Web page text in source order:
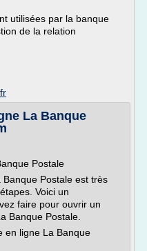
utilisées par la banque
de la relation
La Banque
Postale
Postale est très
Voici un
faire pour ouvrir un
Banque Postale.
en ligne La Banque